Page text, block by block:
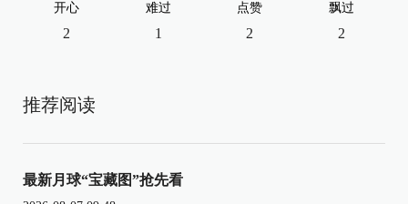
开心
2
难过
1
点赞
2
飘过
2
推荐阅读
最新月球“宝藏图”抢先看